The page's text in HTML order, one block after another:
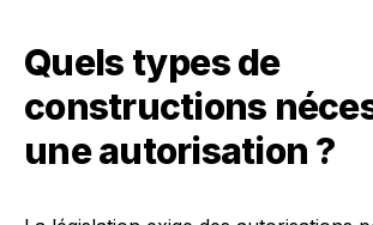
Quels types de
constructions
une autorisation ?